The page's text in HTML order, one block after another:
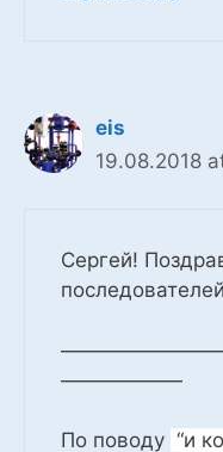
eis
19.08.2018
Сергей!
——————
По поводу “и